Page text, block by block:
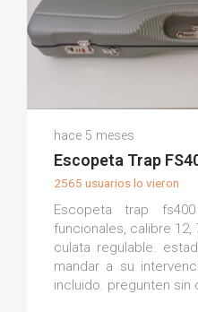
(0)
hace 5 meses
Escopeta Trap
2565 usuarios lo vieron
Escopeta trap
funcionales, calibre 12,
culata regulable.
mandar a su
incluido. pregunten sin